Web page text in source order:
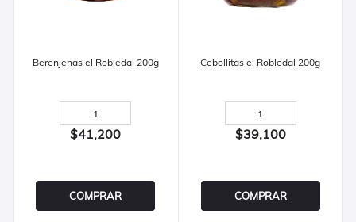
Berenjenas el Robledal 200g
$41,200
COMPRAR
Cebollitas el Robledal 200g
$39,100
COMPRAR